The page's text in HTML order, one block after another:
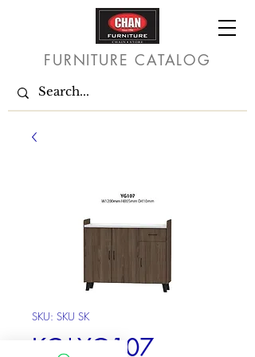
FURNITURE CATALOG
SKU: SKU SK
KC*YG107